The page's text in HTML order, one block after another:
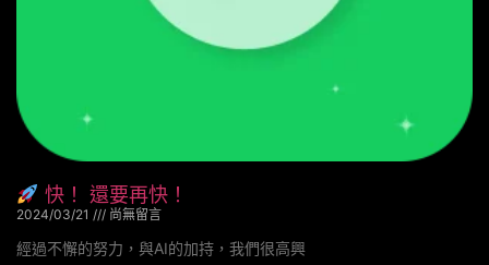
快！ 還要再快！
2024/03/21 尚無留言
經過不懈的努力，與AI的加持，我們很高興